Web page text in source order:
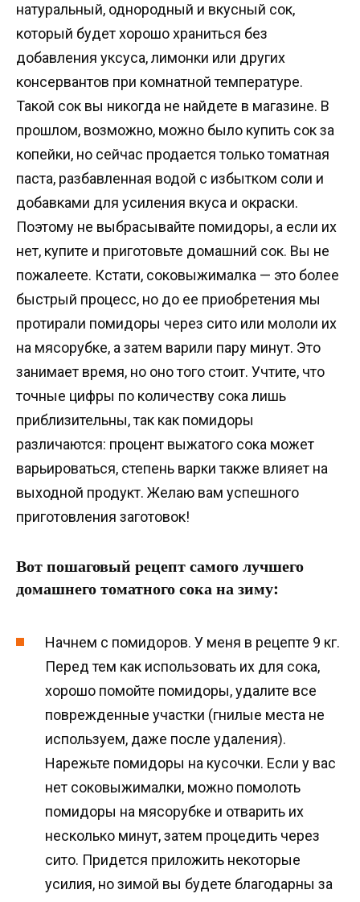
натуральный, однородный и вкусный сок,
который будет хорошо храниться без
добавления уксуса, лимонки или других
консервантов при комнатной температуре.
Такой сок вы никогда не найдете в магазине. В
прошлом, возможно, можно было купить сок за
копейки, но сейчас продается только томатная
паста, разбавленная водой с избытком соли и
добавками для усиления вкуса и окраски.
Поэтому не выбрасывайте помидоры, а если их
нет, купите и приготовьте домашний сок. Вы не
пожалеете. Кстати, соковыжималка — это более
быстрый процесс, но до ее приобретения мы
протирали помидоры через сито или мололи их
на мясорубке, а затем варили пару минут. Это
занимает время, но оно того стоит. Учтите, что
точные цифры по количеству сока лишь
приблизительны, так как помидоры
различаются: процент выжатого сока может
варьироваться, степень варки также влияет на
выходной продукт. Желаю вам успешного
приготовления заготовок!
Вот пошаговый рецепт самого лучшего
домашнего томатного сока на зиму:
Начнем с помидоров. У меня в рецепте 9 кг.
Перед тем как использовать их для сока,
хорошо помойте помидоры, удалите все
поврежденные участки (гнилые места не
используем, даже после удаления).
Нарежьте помидоры на кусочки. Если у вас
нет соковыжималки, можно помолоть
помидоры на мясорубке и отварить их
несколько минут, затем процедить через
сито. Придется приложить некоторые
усилия, но зимой вы будете благодарны за